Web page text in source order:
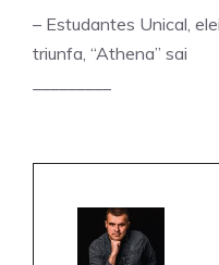
– Estudantes Unical,
triunfa, “Athena” sai